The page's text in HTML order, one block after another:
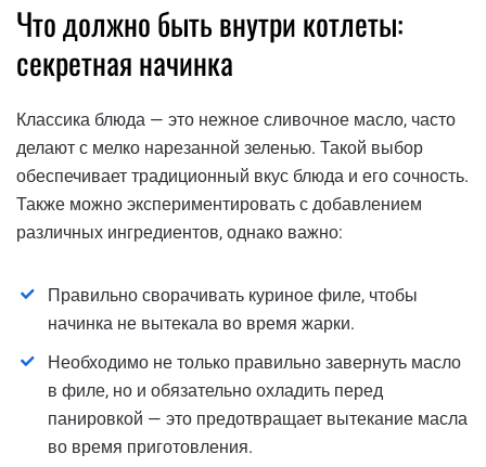
Что должно быть внутри котлеты:
секретная начинка
Классика блюда — это нежное сливочное масло, часто
делают с мелко нарезанной зеленью. Такой выбор
обеспечивает традиционный вкус блюда и его сочность.
Также можно экспериментировать с добавлением
различных ингредиентов, однако важно:
Правильно сворачивать куриное филе, чтобы
начинка не вытекала во время жарки.
Необходимо не только правильно завернуть масло
в филе, но и обязательно охладить перед
панировкой — это предотвращает вытекание масла
во время приготовления.